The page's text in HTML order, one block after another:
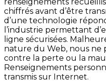
chiffrés avant d’être
d’une technologie
l’industrie permettant
ligne sécurisées.
nature du Web, nous ne
contre la perte ou la
Renseignements
transmis sur Internet.